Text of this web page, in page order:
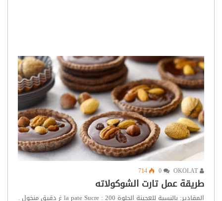
714
طريقة عمل تارت الشوكولاته
المقادير: بالنسبة للعجينة الحلوة la pate Sucre : 200 غ دقيق منخول .